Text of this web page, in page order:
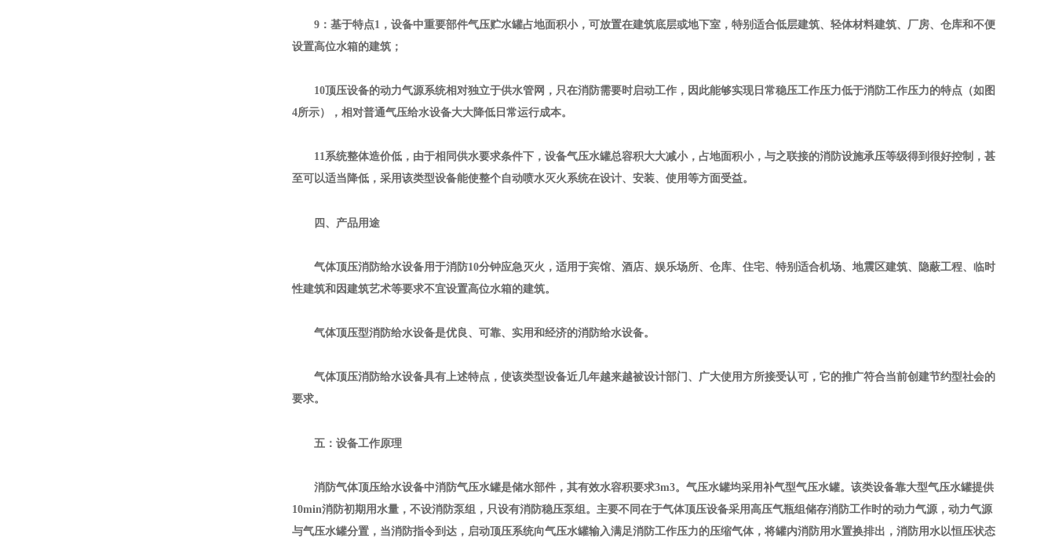
9 ：基于特点1 ，设备中重要部件气压贮水罐占地面积小，可放置在建筑底层或地下室，特别适合低层建筑、轻体材料建筑、厂房、仓库和不便
设置高位水箱的建筑；
10顶压设备的动力气源系统相对独立于供水管网，只在消防需要时启动工作，因此能够实现日常稳压工作压力低于消防工作压力的特点（如图
4所示），相对普通气压给水设备大大降低日常运行成本。
11系统整体造价低，由于相同供水要求条件下，设备气压水罐总容积大大减小，占地面积小，与之联接的消防设施承压等级得到很好控制，甚
至可以适当降低，采用该类型设备能使整个自动喷水灭火系统在设计、安装、使用等方面受益。
四、产品用途
气体顶压消防给水设备用于消防10分钟应急灭火，适用于宾馆、酒店、娱乐场所、仓库、住宅、特别适合机场、地震区建筑、隐蔽工程、临时
性建筑和因建筑艺术等要求不宜设置高位水箱的建筑。
气体顶压型消防给水设备是优良、可靠、实用和经济的消防给水设备。
气体顶压消防给水设备具有上述特点，使该类型设备近几年越来越被设计部门、广大使用方所接受认可，它的推广符合当前创建节约型社会的
要求。
五：设备工作原理
消防气体顶压给水设备中消防气压水罐是储水部件，其有效水容积要求3m3。气压水罐均采用补气型气压水罐。该类设备靠大型气压水罐提供
10min消防初期用水量，不设消防泵组，只设有消防稳压泵组。主要不同在于气体顶压设备采用高压气瓶组储存消防工作时的动力气源，动力气源
与气压水罐分置，当消防指令到达，启动顶压系统向气压水罐输入满足消防工作压力的压缩气体，将罐内消防用水置换排出，消防用水以恒压状态